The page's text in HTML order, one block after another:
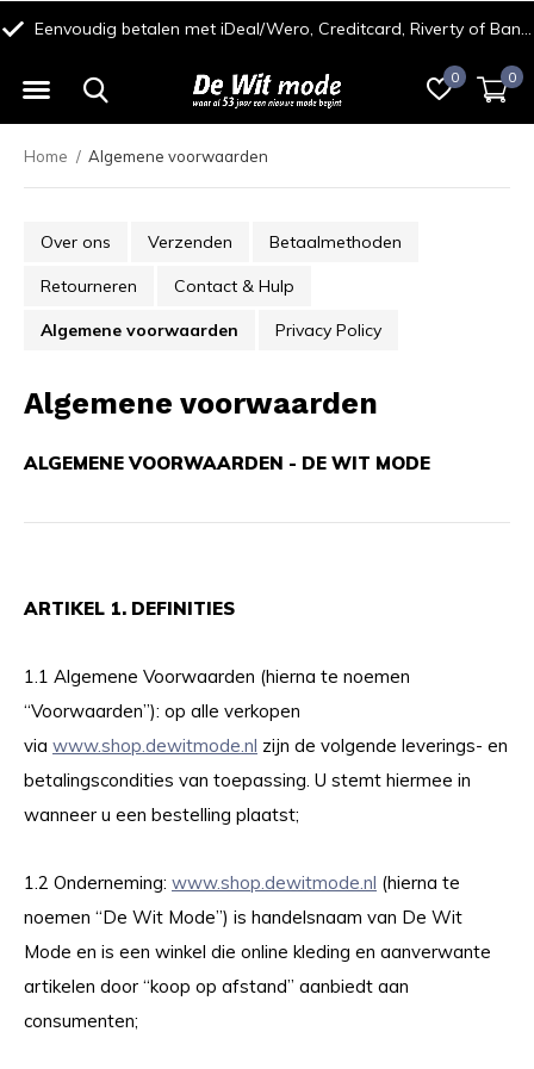
0 0
Eenvoudig betalen met iDeal/Wero, Creditcard, Riverty of Bancontact
Home Algemene voorwaarden
Over ons Verzenden Betaalmethoden
Retourneren Contact & Hulp
Algemene voorwaarden Privacy Policy
Algemene voorwaarden
ALGEMENE VOORWAARDEN - DE WIT MODE
ARTIKEL 1. DEFINITIES
1.1 Algemene Voorwaarden (hierna te noemen
“Voorwaarden”): op alle verkopen
via www.shop.dewitmode.nl zijn de volgende leverings- en
betalingscondities van toepassing. U stemt hiermee in
wanneer u een bestelling plaatst;
1.2 Onderneming: www.shop.dewitmode.nl (hierna te
noemen “De Wit Mode”) is handelsnaam van De Wit
Mode en is een winkel die online kleding en aanverwante
artikelen door “koop op afstand” aanbiedt aan
consumenten;